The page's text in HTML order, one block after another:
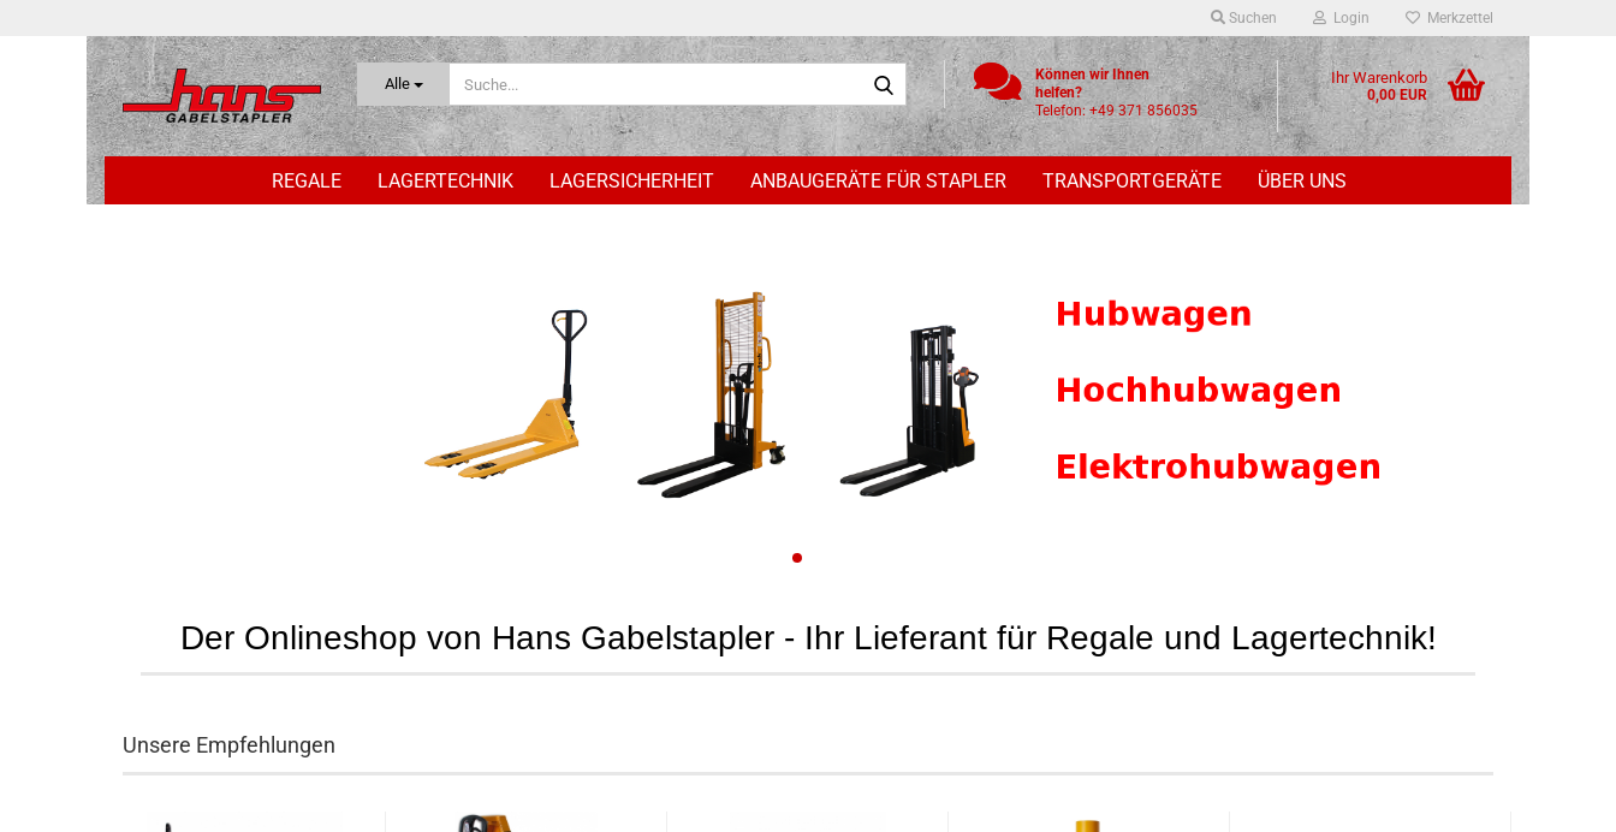
Suchen Login Merkzettel
Alle
Suche...
Können wir Ihnen
helfen?
Telefon: +49 371 856035
Ihr Warenkorb
0,00 EUR
REGALE LAGERTECHNIK LAGERSICHERHEIT ANBAUGERÄTE FÜR STAPLER TRANSPORTGERÄTE ÜBER UNS
Der Onlineshop von Hans Gabelstapler - Ihr Lieferant für Regale und Lagertechnik!
Unsere Empfehlungen